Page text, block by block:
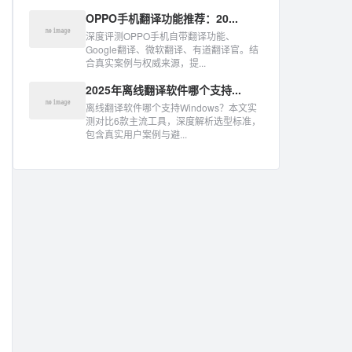
OPPO手机翻译功能推荐：20...
深度评测OPPO手机自带翻译功能、
Google翻译、微软翻译、有道翻译官。结
合真实案例与权威来源，提...
2025年离线翻译软件哪个支持...
离线翻译软件哪个支持Windows？本文实
测对比6款主流工具，深度解析选型标准，
包含真实用户案例与避...